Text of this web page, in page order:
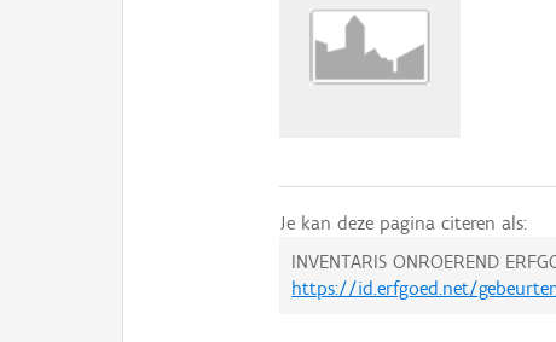
Je kan deze pagina citeren als:
INVENTARIS ONROEREND
https://id.erfgoed.net/